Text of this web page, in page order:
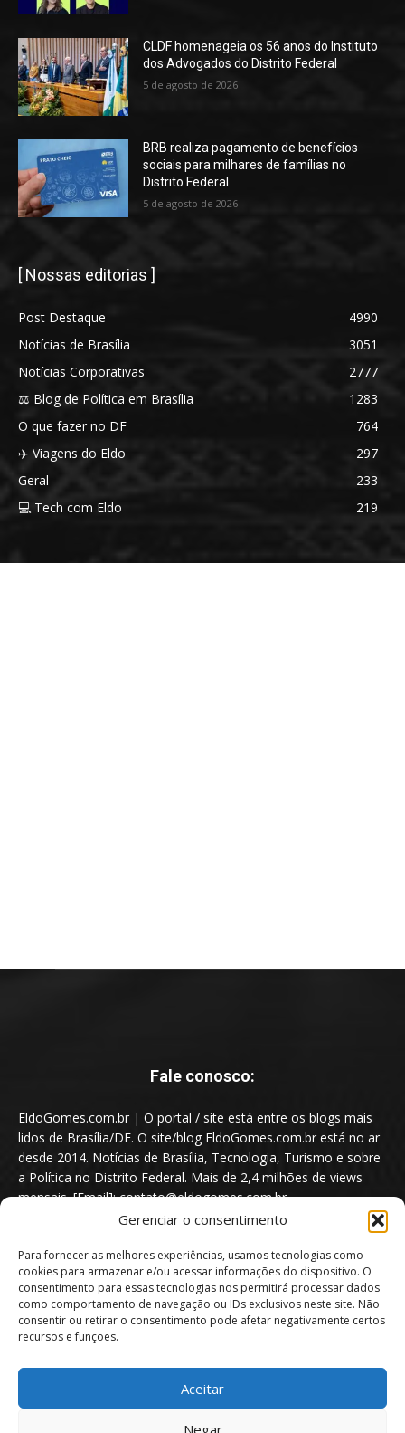
Gerenciar o consentimento
Para fornecer as melhores experiências, usamos tecnologias como
cookies para armazenar e/ou acessar informações do dispositivo. O
consentimento para essas tecnologias nos permitirá processar dados
como comportamento de navegação ou IDs exclusivos neste site. Não
consentir ou retirar o consentimento pode afetar negativamente certos
recursos e funções.
Aceitar
Negar
CLDF homenageia os 56 anos do Instituto
dos Advogados do Distrito Federal
5 de agosto de 2026
BRB realiza pagamento de benefícios
sociais para milhares de famílias no
Distrito Federal
5 de agosto de 2026
[ Nossas editorias ]
Post Destaque
4990
Notícias de Brasília
3051
Notícias Corporativas
2777
⚖️ Blog de Política em Brasília
1283
O que fazer no DF
764
✈️ Viagens do Eldo
297
Geral
233
💻 Tech com Eldo
219
Fale conosco:
EldoGomes.com.br | O portal / site está entre os blogs mais
lidos de Brasília/DF. O site/blog EldoGomes.com.br está no ar
desde 2014. Notícias de Brasília, Tecnologia, Turismo e sobre
a Política no Distrito Federal. Mais de 2,4 milhões de views
mensais. [Email]: contato@eldogomes.com.br
Portal EldoGomes.com.br | Entre os Blogs mais lidos de Brasília/DF. |